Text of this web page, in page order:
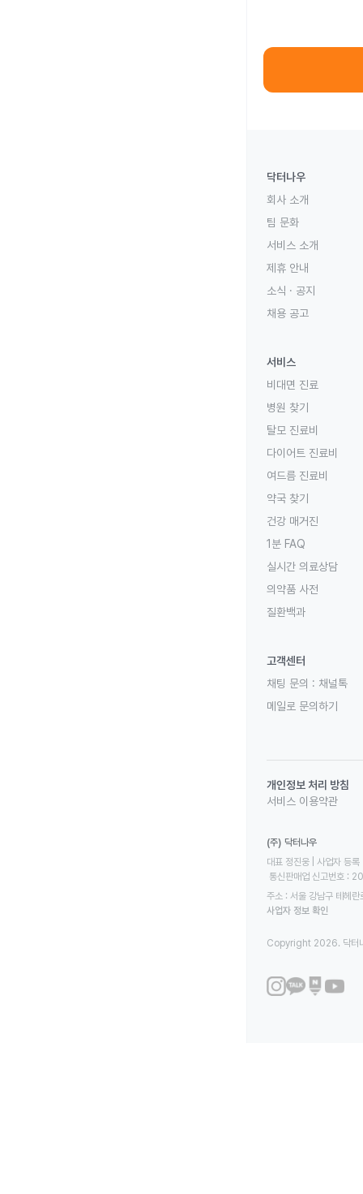
닥터나우
회사 소개
팀 문화
서비스 소개
제휴 안내
소식 · 공지
채용 공고
서비스
비대면 진료
병원 찾기
탈모 진료비
다이어트 진료비
여드름 진료비
약국 찾기
건강 매거진
1분 FAQ
실시간 의료상담
의약품 사전
질환백과
고객센터
채팅 문의 : 채널톡
메일로 문의하기
개인정보 처리 방침
서비스 이용약관
(주) 닥터나우
대표 정진웅 | 사업자
통신판매업 신고번호
주소 : 서울 강남구 테헤
사업자 정보 확인
Copyright 2026. 닥터